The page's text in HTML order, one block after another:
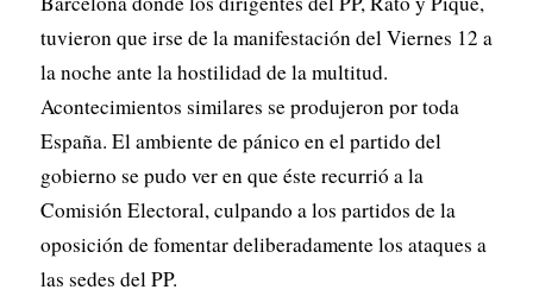
tuvieron que irse de la manifestación del Viernes 12 a
la noche ante la hostilidad de la multitud.
Acontecimientos similares se produjeron por toda
España. El ambiente de pánico en el partido del
gobierno se pudo ver en que éste recurrió a la
Comisión Electoral, culpando a los partidos de la
oposición de fomentar deliberadamente los ataques a
las sedes del PP.